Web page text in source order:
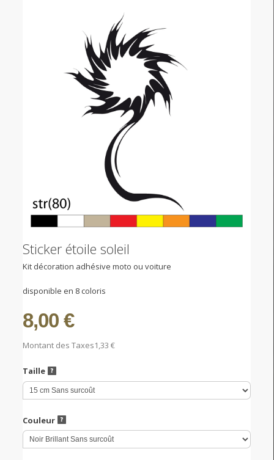
Sticker étoile soleil
Kit décoration adhésive moto ou voiture
disponible en 8 coloris
8,00 €
Montant des Taxes1,33 €
Taille
Couleur